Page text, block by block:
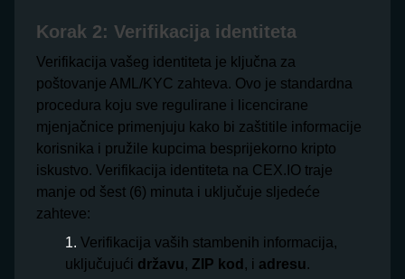
Korak 2: Verifikacija identiteta
Verifikacija vašeg identiteta je ključna za
poštovanje AML/KYC zahteva. Ovo je standardna
procedura koju sve regulirane i licencirane
mjenjačnice primenjuju kako bi zaštitile informacije
korisnika i pružile kupcima besprijekorno kripto
iskustvo. Verifikacija identiteta na CEX.IO traje
manje od šest (6) minuta i uključuje sljedeće
zahteve:
Verifikacija vaših stambenih informacija,
uključujući državu, ZIP kod , i adresu.